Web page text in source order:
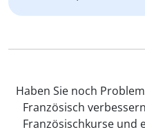
Haben Sie noch
Französisch
Französischkurse und